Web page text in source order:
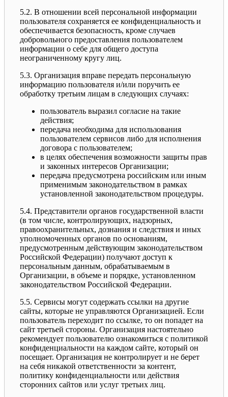
5.2. В отношении всей персональной информации
пользователя сохраняется ее конфиденциальность и
обеспечивается безопасность, кроме случаев
добровольного предоставления пользователем
информации о себе для общего доступа
неограниченному кругу лиц.
5.3. Организация вправе передать персональную
информацию пользователя и/или поручить ее
обработку третьим лицам в следующих случаях:
пользователь выразил согласие на такие
действия;
передача необходима для использования
пользователем сервисов либо для исполнения
договора с пользователем;
в целях обеспечения возможности защиты прав
и законных интересов Организации;
передача предусмотрена российским или иным
применимым законодательством в рамках
установленной законодательством процедуры.
5.4. Представители органов государственной власти
(в том числе, контролирующих, надзорных,
правоохранительных, дознания и следствия и иных
уполномоченных органов по основаниям,
предусмотренным действующим законодательством
Российской Федерации) получают доступ к
персональным данным, обрабатываемым в
Организации, в объеме и порядке, установленном
законодательством Российской Федерации.
5.5. Сервисы могут содержать ссылки на другие
сайты, которые не управляются Организацией. Если
пользователь переходит по ссылке, то он попадет на
сайт третьей стороны. Организация настоятельно
рекомендует пользователю ознакомиться с политикой
конфиденциальности на каждом сайте, который он
посещает. Организация не контролирует и не берет
на себя никакой ответственности за контент,
политику конфиденциальности или действия
сторонних сайтов или услуг третьих лиц.